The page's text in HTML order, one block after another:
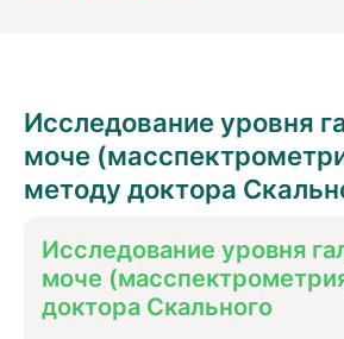
Исследование уровня
моче
методу доктора
Исследование уровня
моче
доктора Скального